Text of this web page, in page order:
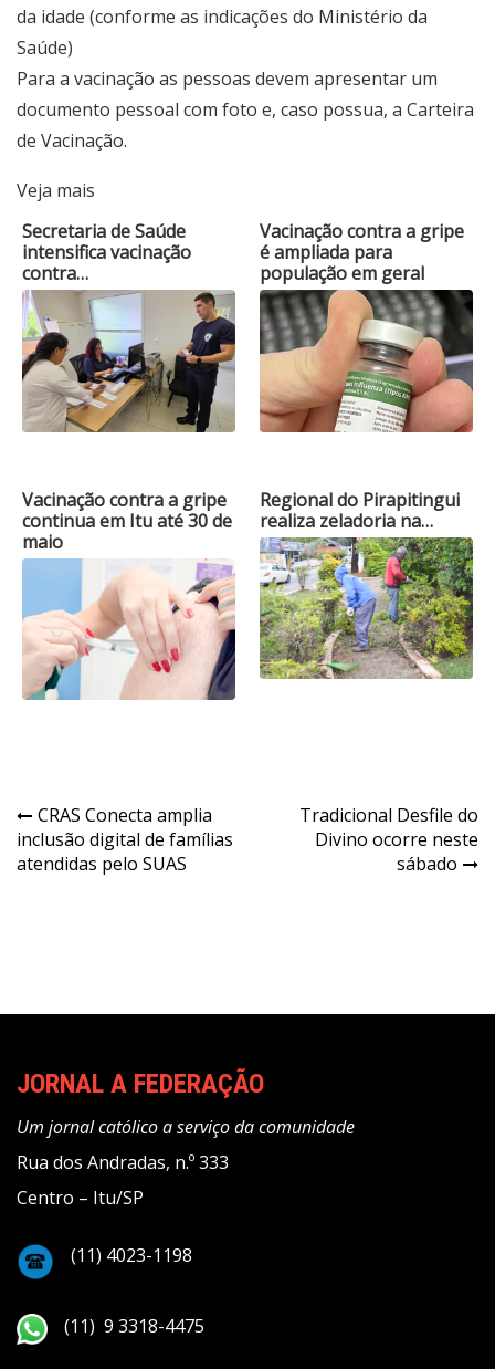
da idade (conforme as indicações do Ministério da
Saúde)
Para a vacinação as pessoas devem apresentar um
documento pessoal com foto e, caso possua, a Carteira
de Vacinação.
Veja mais
Secretaria de Saúde
intensifica vacinação
contra…
Vacinação contra a gripe
é ampliada para
população em geral
Vacinação contra a gripe
continua em Itu até 30 de
maio
Regional do Pirapitingui
realiza zeladoria na…
Navegação
de
CRAS Conecta amplia
inclusão digital de famílias
atendidas pelo SUAS
Tradicional Desfile do
Divino ocorre neste
sábado
JORNAL A FEDERAÇÃO
Um jornal católico a serviço da comunidade
Rua dos Andradas, n.º 333
Centro – Itu/SP
(11) 4023-1198
(11) 9 3318-4475